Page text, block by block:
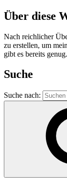
Über diese
Nach reichlicher
zu erstellen, um
gibt es bereits
Suche
Suche nach: